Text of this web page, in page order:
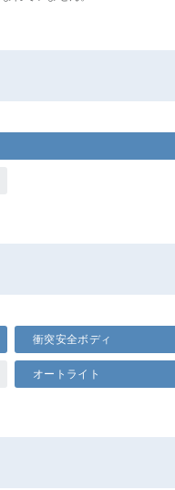
衝突安全ボディ
オートライト